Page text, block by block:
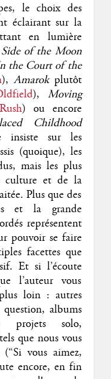
le choix des
éclairant sur la
en lumière
of the Moon
the Court of the
),Amarokplutôt
), Moving
Rush) ou encore
Childhood
insiste sur les
(quoique), les
mais les plus
culture et de la
Plus que des
et la grande
représentent
pouvoir se faire
facettes que
Et si l’écoute
l’auteur vous
loin : autres
albums
projets solo,
que nous vous
vous aimez,
encore, en fin